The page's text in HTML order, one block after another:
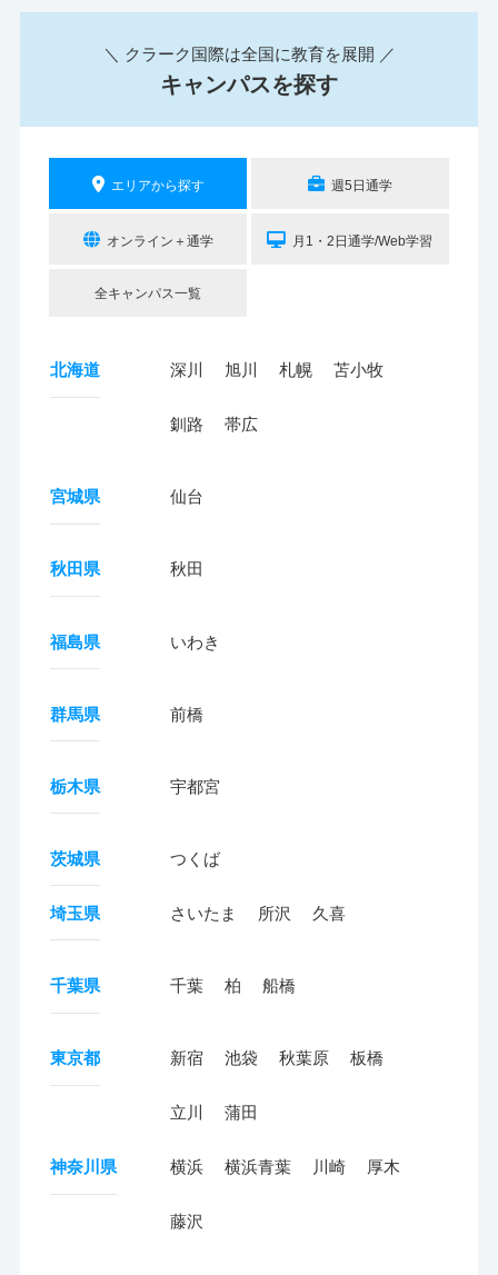
＼ クラーク国際は全国に教育を展開 ／
キャンパスを探す
エリアから探す 週5日通学
オンライン＋通学 月1・2日通学/Web学習
全キャンパス一覧
北海道 深川 旭川 札幌 苫小牧
釧路 帯広
宮城県 仙台
秋田県 秋田
福島県 いわき
群馬県 前橋
栃木県 宇都宮
茨城県 つくば
埼玉県 さいたま 所沢 久喜
千葉県 千葉 柏 船橋
東京都 新宿 池袋 秋葉原 板橋
立川 蒲田
神奈川県 横浜 横浜青葉 川崎 厚木
藤沢